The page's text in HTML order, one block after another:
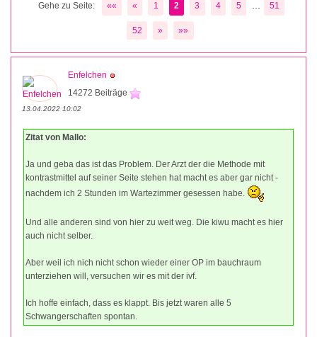
Gehe zu Seite: «« « 1 2 3 4 5 51
52 » »»
Enfelchen
14272 Beiträge
13.04.2022 10:02
Zitat von Mallo:
Ja und geba das ist das Problem. Der Arzt der die Methode mit
kontrastmittel auf seiner Seite stehen hat macht es aber gar nicht -
nachdem ich 2 Stunden im Wartezimmer gesessen habe.
Und alle anderen sind von hier zu weit weg. Die kiwu macht es hier
auch nicht selber.
Aber weil ich nich nicht schon wieder einer OP im bauchraum
unterziehen will, versuchen wir es mit der ivf.
Ich hoffe einfach, dass es klappt. Bis jetzt waren alle 5
Schwangerschaften spontan.